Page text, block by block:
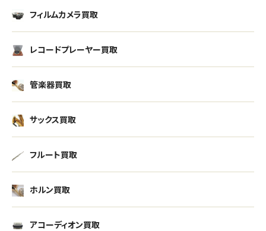
フィルムカメラ買取
レコードプレーヤー買取
管楽器買取
サックス買取
フルート買取
ホルン買取
アコーディオン買取